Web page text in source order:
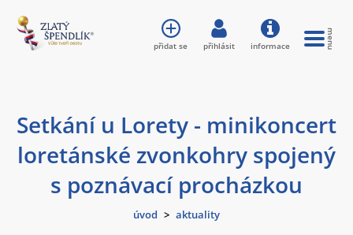
Setkání u Lorety - minikoncert
loretánské zvonkohry spojený
s poznávací procházkou
úvod > aktuality
přidat se přihlásit informace